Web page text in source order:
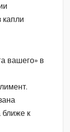
капли
вашего» в
к